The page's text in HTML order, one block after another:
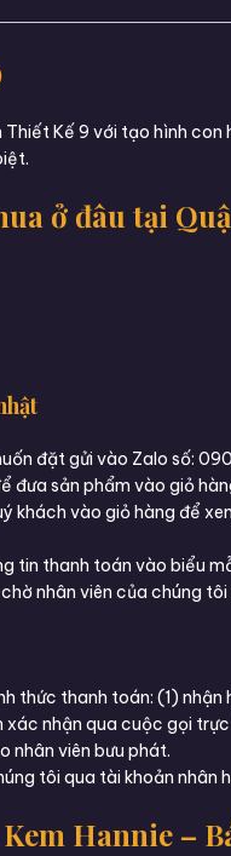
Thiết Kế 9 với tạo hình
ở đâu tại
đặt gửi vào Zalo số:
đưa sản phẩm vào giỏ
khách vào giỏ hàng để
tin thanh toán vào biểu
nhân viên của chúng
thức thanh toán: (1)
xác nhận qua cuộc gọi
nhân viên bưu phát.
tôi qua tài khoản
Hannie –